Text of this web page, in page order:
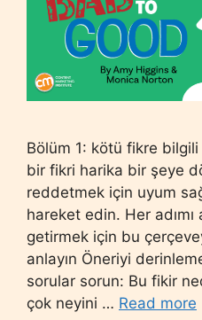
Bölüm 1: kötü fikre bilgili
bir fikri harika bir şeye
reddetmek için uyum
hareket edin. Her adımı
getirmek için bu
anlayın Öneriyi
sorular sorun: Bu fikir
çok neyini … Read more